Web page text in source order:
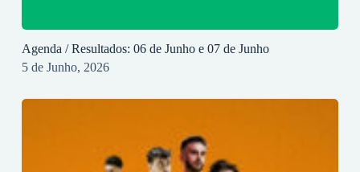
Agenda / Resultados: 06 de Junho e 07 de Junho
5 de Junho, 2026